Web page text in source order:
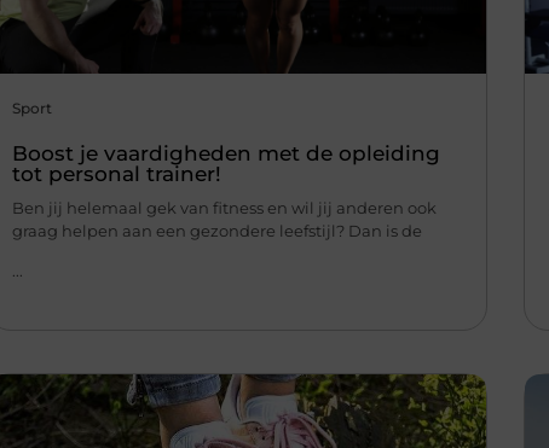
Sport
Boost je vaardigheden met de opleiding
tot personal trainer!
Ben jij helemaal gek van fitness en wil jij anderen ook
graag helpen aan een gezondere leefstijl? Dan is de
...